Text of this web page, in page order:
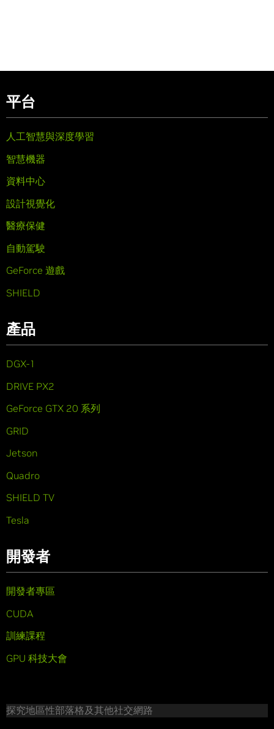
平台
人工智慧與深度學習
智慧機器
資料中心
設計視覺化
醫療保健
自動駕駛
GeForce 遊戲
SHIELD
產品
DGX-1
DRIVE PX2
GeForce GTX 20 系列
GRID
Jetson
Quadro
SHIELD TV
Tesla
開發者
開發者專區
CUDA
訓練課程
GPU 科技大會
探究地區性部落格及其他社交網路